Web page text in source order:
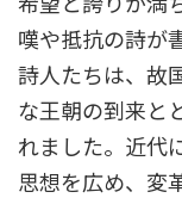
嘆や抵抗の詩が
詩人たちは、故
な王朝の到来と
れました。近代
思想を広め、変